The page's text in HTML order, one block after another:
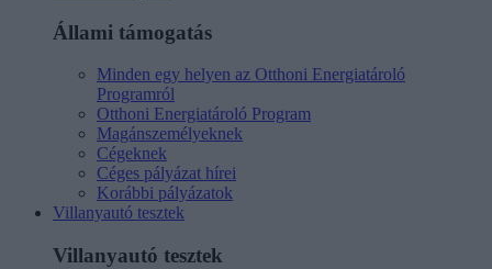
Állami támogatás
Minden egy helyen az Otthoni Energiatároló
Programról
Otthoni Energiatároló Program
Magánszemélyeknek
Cégeknek
Céges pályázat hírei
Korábbi pályázatok
Villanyautó tesztek
Villanyautó tesztek